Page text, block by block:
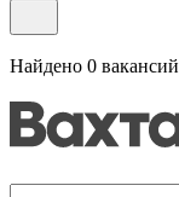
Найдено 0 вакансий